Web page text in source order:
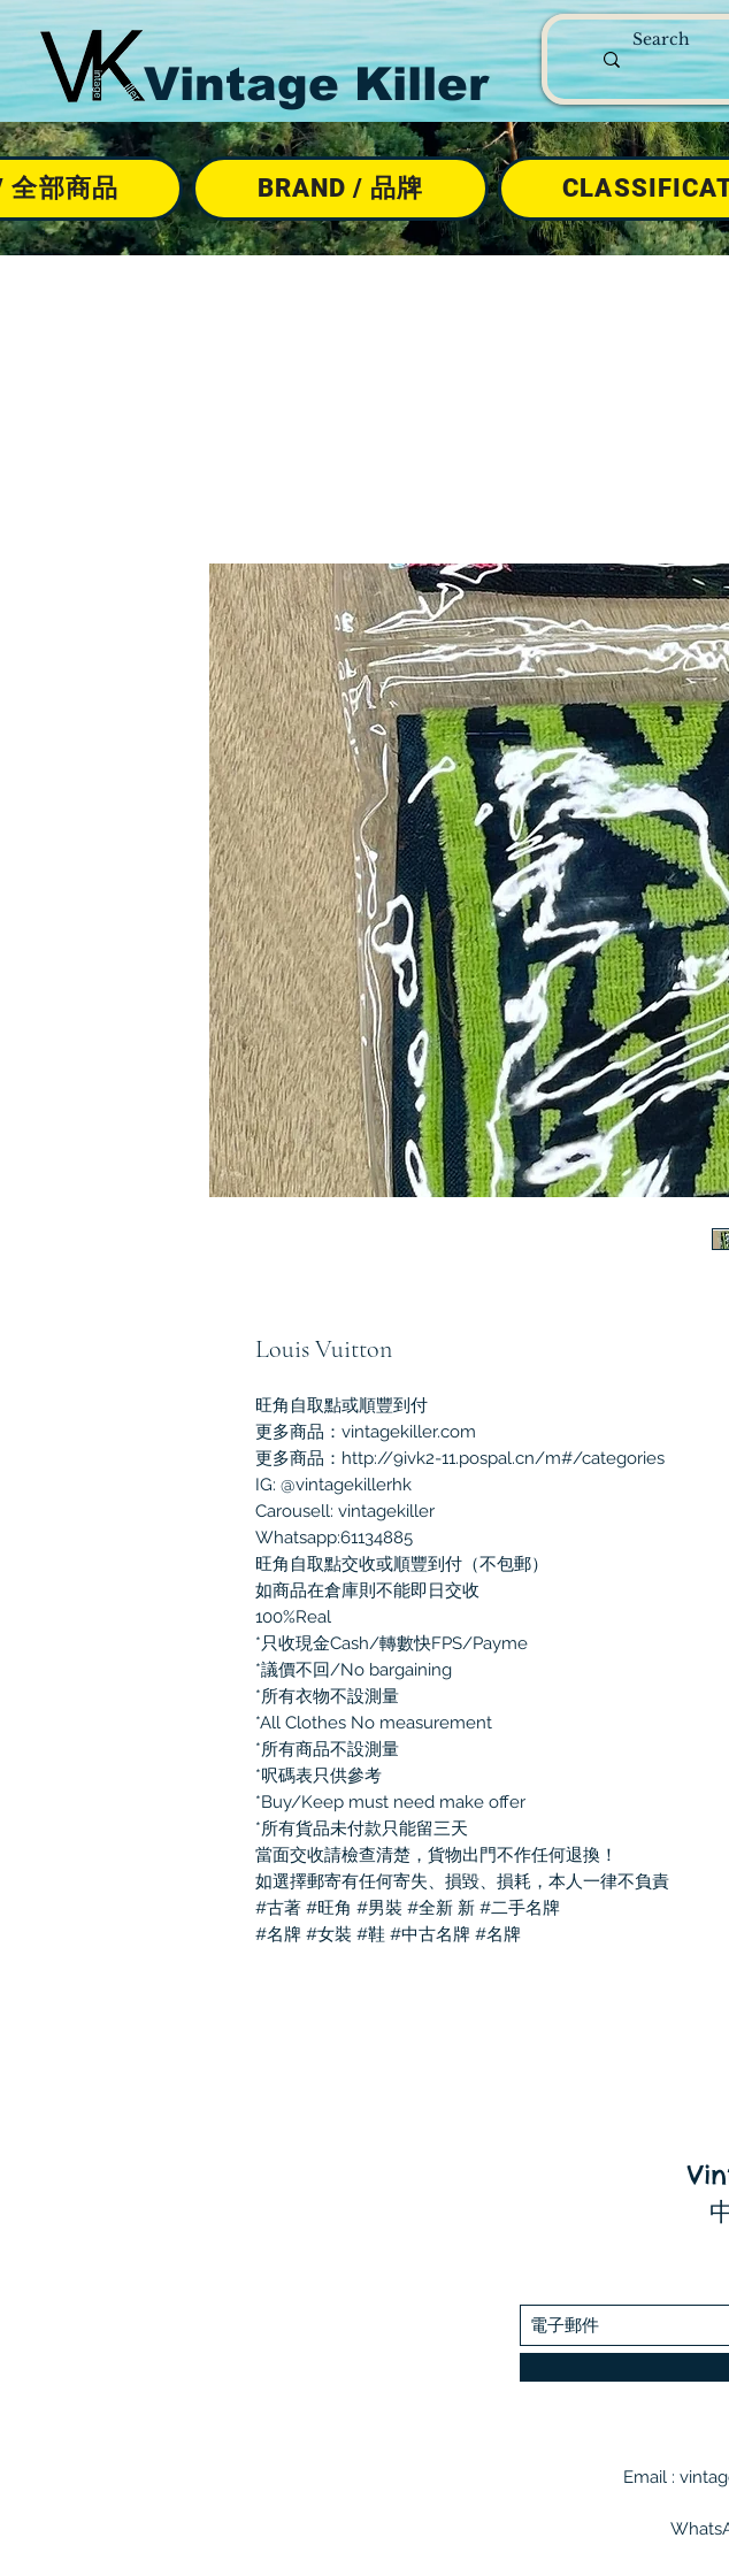
Vintage Killer
全部商品 BRAND / 品牌
Louis Vuitton
旺角自取點或順豐到付
更多商品：vintagekiller.com
更多商品：http://9ivk2-11.pospal.cn/m#/categories
IG: @vintagekillerhk
Carousell: vintagekiller
Whatsapp:61134885
旺角自取點交收或順豐到付（不包郵）
如商品在倉庫則不能即日交收
100%Real
*只收現金Cash/轉數快FPS/Payme
*議價不回/No bargaining
*所有衣物不設測量
*All Clothes No measurement
*所有商品不設測量
*呎碼表只供參考
*Buy/Keep must need make offer
*所有貨品未付款只能留三天
當面交收請檢查清楚，貨物出門不作任何退換！
如選擇郵寄有任何寄失、損毀、損耗，本人一律不負責
#古著 #旺角 #男裝 #全新 新 #二手名牌
#名牌 #女裝 #鞋 #中古名牌 #名牌
Email :